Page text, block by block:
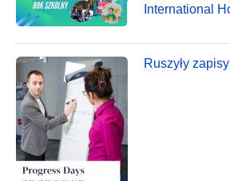
International
Ruszyły